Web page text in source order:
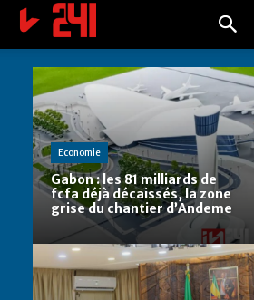
Economie
Gabon : les 81 milliards de
fcfa déjà décaissés, la zone
grise du chantier d’Andeme